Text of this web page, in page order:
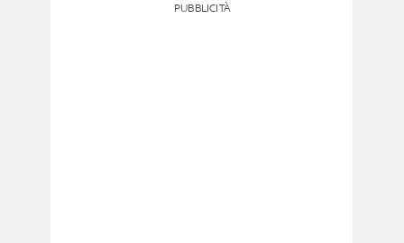
PUBBLICITÀ